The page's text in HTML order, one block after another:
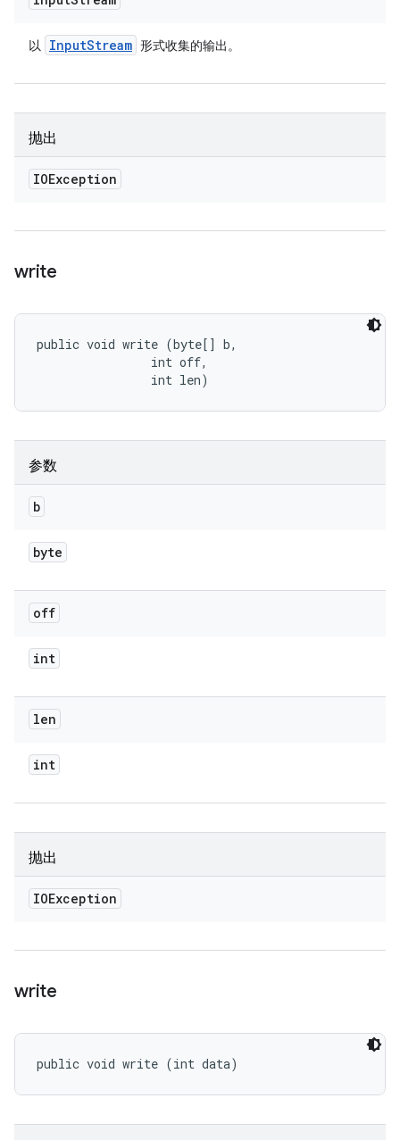
以 InputStream 形式收集的输出。
抛出
IOException
write
public void write (byte[] b,
                int off,
                int len)
参数
b
byte
off
int
len
int
抛出
IOException
write
public void write (int data)